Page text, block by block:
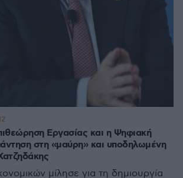
Εργασίας και η Ψηφιακή
στη «μαύρη» και υποδηλωμένη
μίλησε για τη δημιουργία